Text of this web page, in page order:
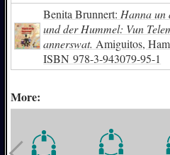
Benita Brunnert: Hanna un
und der Hummel: Vun
annerswat. Amiguitos,
ISBN978-3-943079-95-1
More: